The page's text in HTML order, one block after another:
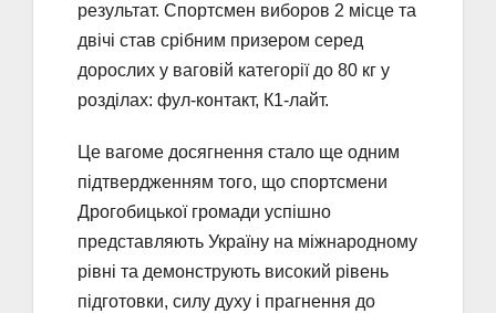
результат. Спортсмен виборов 2 місце та
двічі став срібним призером серед
дорослих у ваговій категорії до 80 кг у
розділах: фул-контакт, К1-лайт.
Це вагоме досягнення стало ще одним
підтвердженням того, що спортсмени
Дрогобицької громади успішно
представляють Україну на міжнародному
рівні та демонструють високий рівень
підготовки, силу духу і прагнення до